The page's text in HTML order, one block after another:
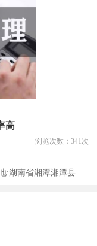
高
浏览次数： 341次
:湖南省湘潭湘潭县